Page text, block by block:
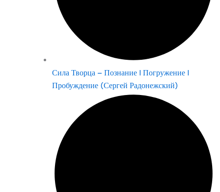
Сила Творца – Познание | Погружение |
Пробуждение (Сергей Радонежский)